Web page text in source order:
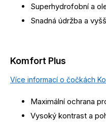
Superhydrofobní a
Snadná údržba a
Komfort Plus
Více informací o čočkách
Maximální ochrana
Vysoký kontrast a